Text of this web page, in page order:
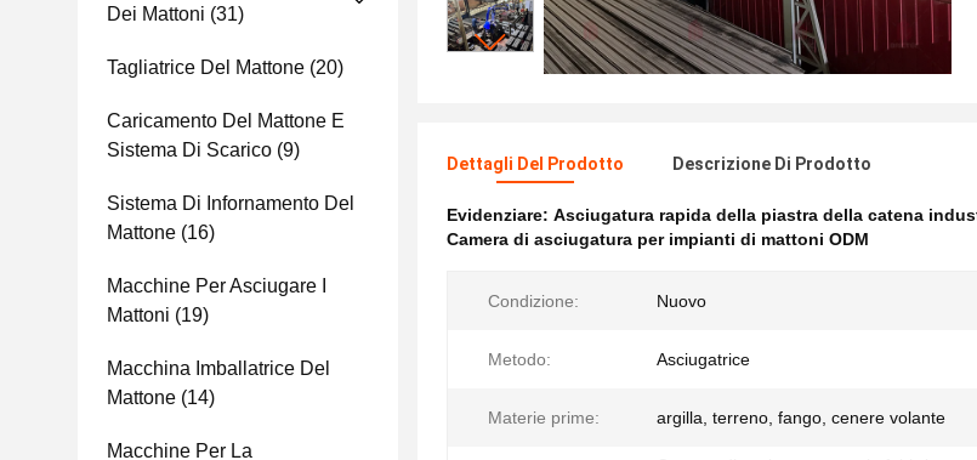
Dei Mattoni (31)
Tagliatrice Del Mattone (20)
Caricamento Del Mattone E
Sistema Di Scarico (9)
Sistema Di Infornamento Del
Mattone (16)
Macchine Per Asciugare I
Mattoni (19)
Macchina Imballatrice Del
Mattone (14)
Macchine Per La
Dettagli Del Prodotto Descrizione Di Prodotto
Evidenziare: Asciugatura rapida della piastra della catena
Camera di asciugatura per impianti di mattoni ODM
Condizione: Nuovo
Metodo: Asciugatrice
Materie prime: argilla, terreno, fango, cenere volante